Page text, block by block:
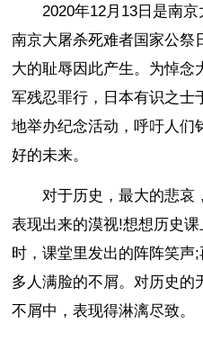
2020年12月13日是南
南京大屠杀死难者国家公祭
大的耻辱因此产生。为悼念
军残忍罪行，日本有识之士
地举办纪念活动，呼吁人们
好的未来。
对于历史，最大的悲哀
表现出来的漠视!想想历史
时，课堂里发出的阵阵笑声
多人满脸的不屑。对历史的
不屑中，表现得淋漓尽致。